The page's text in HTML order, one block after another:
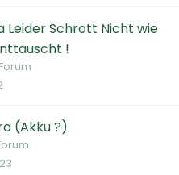
Leider Schrott Nicht wie
!
(Akku ?)